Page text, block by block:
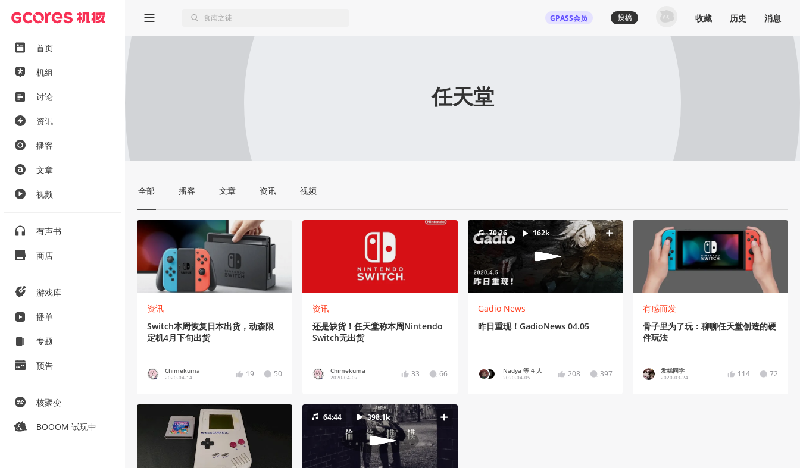
首页
机组
讨论
资讯
播客
文章
视频
有声书
商店
游戏库
播单
专题
预告
核聚变
BOOOM 试玩中
GPASS会员 收藏 历史 消息
任天堂
全部 播客 文章 资讯 视频
资讯
Switch本周恢复日本出货，动森限
定机4月下旬出货
Chimekuma
2020-04-14 19 50
资讯
还是缺货！任天堂称本周Nintendo
Switch无出货
Chimekuma
2020-04-07 33 66
70:26 162k
Gadio News
昨日重现！GadioNews 04.05
Nadya 等 4 人
2020-04-05 208 397
有感而发
骨子里为了玩：聊聊任天堂创造的硬
件玩法
发糕同学
2020-03-24 114 72
64:44 398.1k